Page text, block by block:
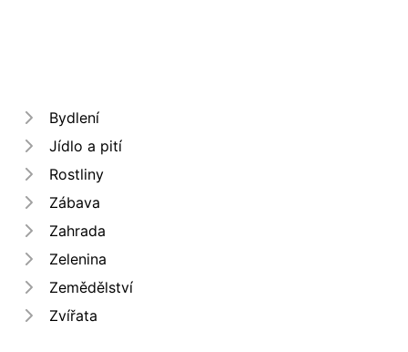
Bydlení
Jídlo a pití
Rostliny
Zábava
Zahrada
Zelenina
Zemědělství
Zvířata